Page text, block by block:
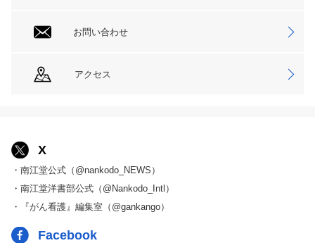
お問い合わせ
アクセス
X
・南江堂公式（@nankodo_NEWS）
・南江堂洋書部公式（@Nankodo_Intl）
・『がん看護』編集室（@gankango）
Facebook